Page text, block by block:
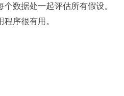
数据处一起评估所有假设。
序很有用。